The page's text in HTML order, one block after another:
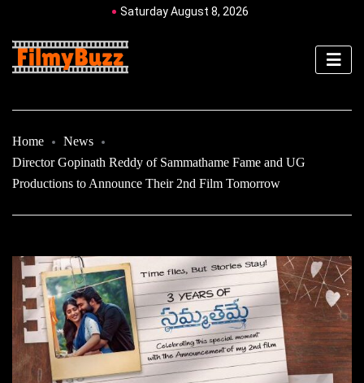
Saturday August 8, 2026
Home
News
Director Gopinath Reddy of Sammathame Fame and UG
Productions to Announce Their 2nd Film Tomorrow